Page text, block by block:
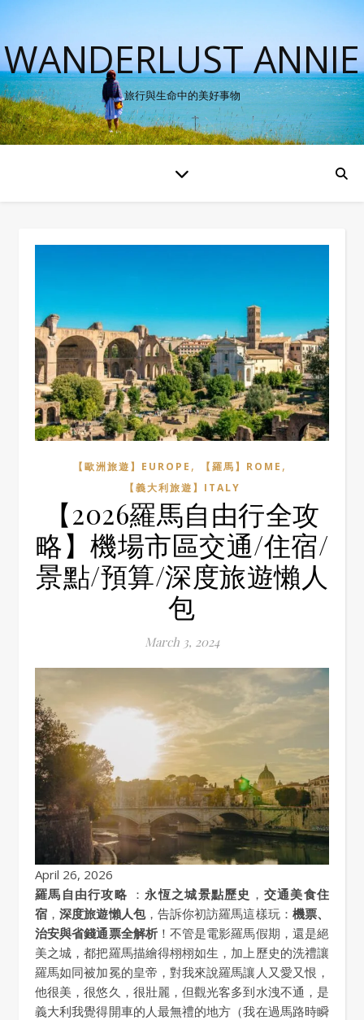
WANDERLUST ANNIE
旅行與生命中的美好事物
【歐洲旅遊】EUROPE , 【羅馬】ROME ,
【義大利旅遊】ITALY
【2026羅馬自由行全攻
略】機場市區交通/住宿/
景點/預算/深度旅遊懶人
包
March 3, 2024
April 26, 2026
羅馬自由行攻略 ： 永恆之城景點歷史 ， 交通美食住
宿 ，深度旅遊懶人包，告訴你初訪羅馬這樣玩： 機票、
治安與省錢通票全解析！不管是電影羅馬假期，還是絕
美之城，都把羅馬描繪得栩栩如生，加上歷史的洗禮讓
羅馬如同被加冕的皇帝，對我來說羅馬讓人又愛又恨，
他很美，很悠久，很壯麗，但觀光客多到水洩不通，是
義大利我覺得開車的人最無禮的地方（我在過馬路時瞬